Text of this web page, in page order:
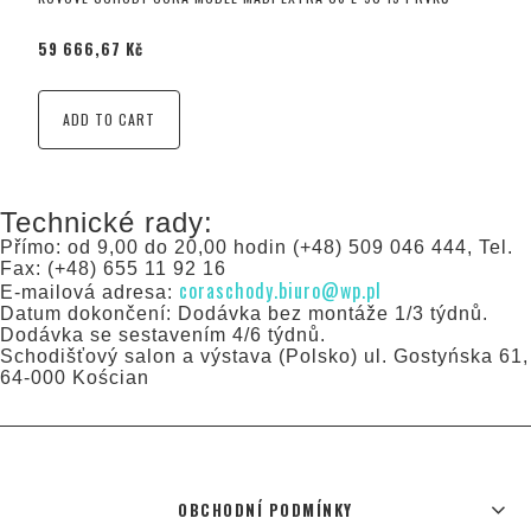
59 666,67 Kč
ADD TO CART
Technické rady:
Přímo: od 9,00 do 20,00 hodin (+48) 509 046 444, Tel.
Fax: (+48) 655 11 92 16
E-mailová adresa: coraschody.biuro@wp.pl
Datum dokončení: Dodávka bez montáže 1/3 týdnů.
Dodávka se sestavením 4/6 týdnů.
Schodišťový salon a výstava (Polsko) ul. Gostyńska 61,
64-000 Kościan
OBCHODNÍ PODMÍNKY